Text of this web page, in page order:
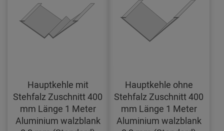
Hauptkehle mit
Stehfalz Zuschnitt 400
mm Länge 1 Meter
Aluminium walzblank
Hauptkehle ohne
Stehfalz Zuschnitt 400
mm Länge 1 Meter
Aluminium walzblank